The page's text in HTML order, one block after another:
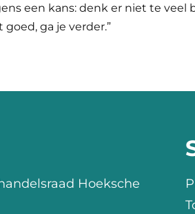
een kans: denk er niet te veel
goed, ga je verder.”
Hoeksche